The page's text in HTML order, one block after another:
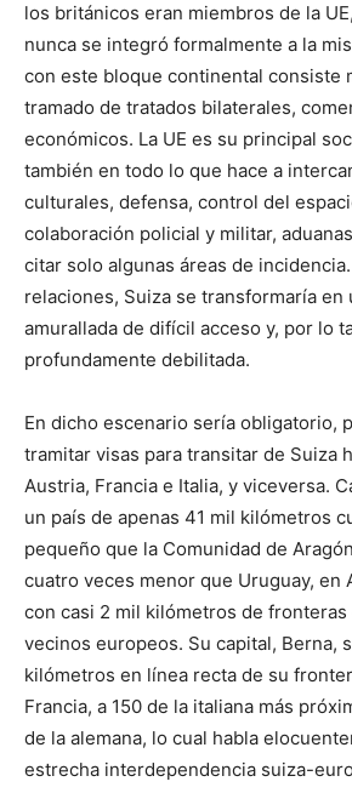
los británicos eran miembros de la
nunca se integró formalmente a la
con este bloque continental consiste
tramado de tratados bilaterales,
económicos. La UE es su principal
también en todo lo que hace a
culturales, defensa, control del
colaboración policial y militar,
citar solo algunas áreas de
relaciones, Suiza se transformaría en
amurallada de difícil acceso y, por lo
profundamente debilitada.
En dicho escenario sería obligatorio,
tramitar visas para transitar de Suiza
Austria, Francia e Italia, y viceversa.
un país de apenas 41 mil kilómetros
pequeño que la Comunidad de
cuatro veces menor que Uruguay, en
con casi 2 mil kilómetros de
vecinos europeos. Su capital, Berna,
kilómetros en línea recta de su
Francia, a 150 de la italiana más
de la alemana, lo cual habla
estrecha interdependencia suiza-